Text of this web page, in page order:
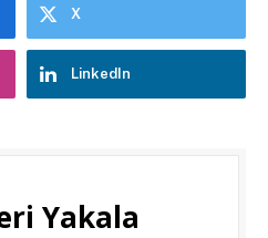
X
LinkedIn
Yakala